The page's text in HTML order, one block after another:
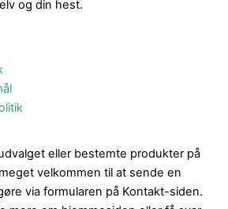
og din hest.
eller bestemte produkter på
velkommen til at sende en
via formularen på Kontakt-siden.